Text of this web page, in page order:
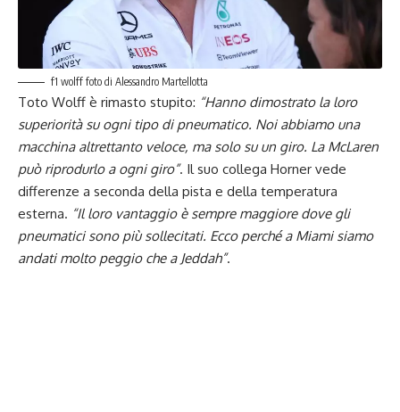
f1 wolff foto di Alessandro Martellotta
Toto Wolff è rimasto stupito: “Hanno dimostrato la loro
superiorità su ogni tipo di pneumatico. Noi abbiamo una
macchina altrettanto veloce, ma solo su un giro. La McLaren
può riprodurlo a ogni giro”. Il suo collega Horner vede
differenze a seconda della pista e della temperatura
esterna. “Il loro vantaggio è sempre maggiore dove gli
pneumatici sono più sollecitati. Ecco perché a Miami siamo
andati molto peggio che a Jeddah”.